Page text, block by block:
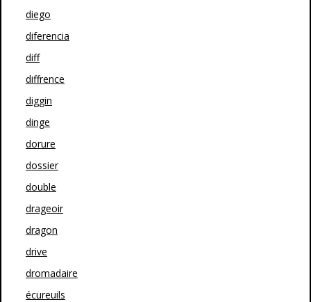
diego
diferencia
diff
diffrence
diggin
dinge
dorure
dossier
double
drageoir
dragon
drive
dromadaire
écureuils